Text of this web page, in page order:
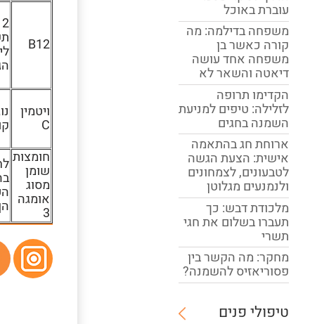
עוברת באוכל
משפחה בדילמה: מה
קורה כאשר בן
משפחה אחד עושה
דיאטה והשאר לא
הקדימו תרופה
לזלילה: טיפים למניעת
השמנה בחגים
ארוחת חג בהתאמה
אישית: הצעת הגשה
לטבעונים, לצמחונים
ולנמנעים מגלוטן
מלכודת דבש: כך
תעברו בשלום את חגי
תשרי
מחקר: מה הקשר בין
פסוריאזיס להשמנה?
טיפולי פנים
B12
ויטמין
C
חומצות
שומן
מסוג
אומגה
3